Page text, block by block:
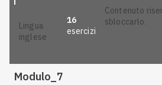
lingua
inglese
16
esercizi
contenuto riservato: accedi per
sbloccarlo.
Modulo_7